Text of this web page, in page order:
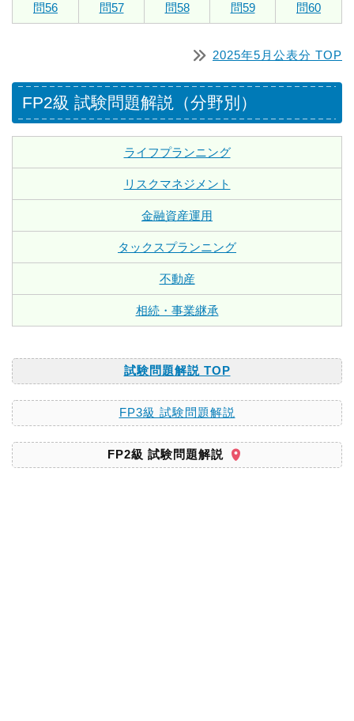
問56 問57 問58 問59 問60
2025年5月公表分 TOP
FP2級 試験問題解説（分野別）
ライフプランニング
リスクマネジメント
金融資産運用
タックスプランニング
不動産
相続・事業継承
試験問題解説 TOP
FP3級 試験問題解説
FP2級 試験問題解説